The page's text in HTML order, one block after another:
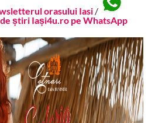
orasului Iasi /
știri Iași4u.ro pe WhatsApp